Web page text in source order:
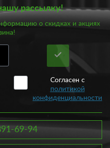
рассылку!
о скидках и акциях
Согласен с
политикой
конфиденциальности
69-94